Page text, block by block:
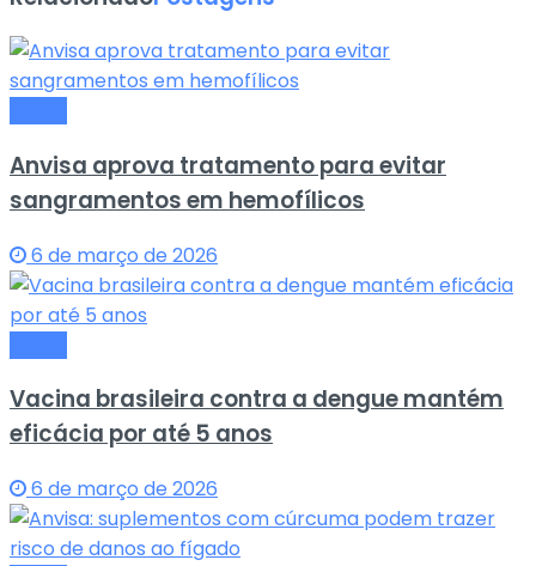
Anvisa aprova tratamento para evitar
sangramentos em hemofílicos
6 de março de 2026
Vacina brasileira contra a dengue mantém
eficácia por até 5 anos
6 de março de 2026